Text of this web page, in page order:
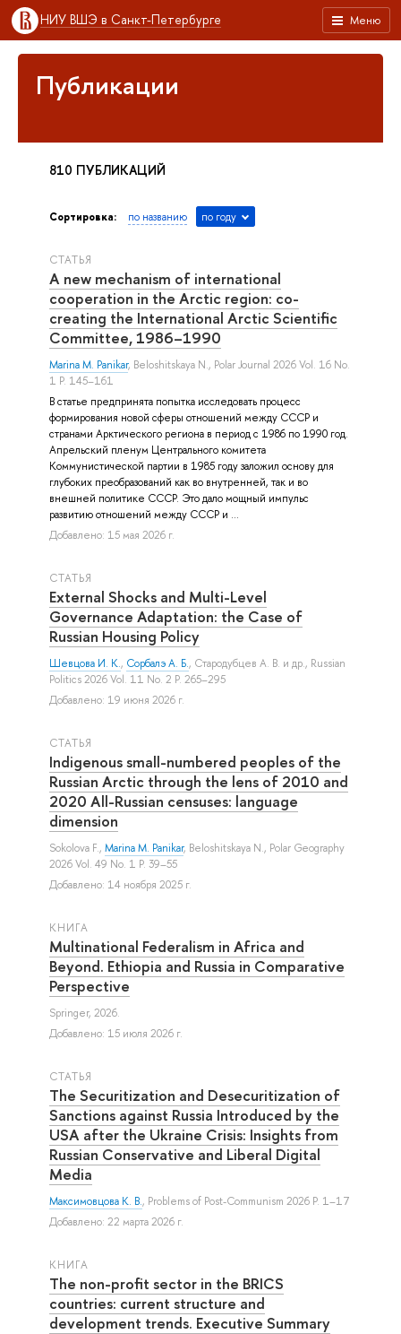
Меню
НИУ ВШЭ в Санкт-Петербурге
Публикации
810 ПУБЛИКАЦИЙ
Сортировка: по названию по году
СТАТЬЯ
A new mechanism of international
cooperation in the Arctic region: co-
creating the International Arctic Scientific
Committee, 1986–1990
Marina M. Panikar, Beloshitskaya N., Polar Journal 2026 Vol. 16 No.
1 P. 145–161
В статье предпринята попытка исследовать процесс
формирования новой сферы отношений между СССР и
странами Арктического региона в период с 1986 по 1990 год.
Апрельский пленум Центрального комитета
Коммунистической партии в 1985 году заложил основу для
глубоких преобразований как во внутренней, так и во
внешней политике СССР. Это дало мощный импульс
развитию отношений между СССР и ...
Добавлено: 15 мая 2026 г.
СТАТЬЯ
External Shocks and Multi-Level
Governance Adaptation: the Case of
Russian Housing Policy
Шевцова И. К., Сорбалэ А. Б., Стародубцев А. В. и др., Russian
Politics 2026 Vol. 11 No. 2 P. 265–295
Добавлено: 19 июня 2026 г.
СТАТЬЯ
Indigenous small-numbered peoples of the
Russian Arctic through the lens of 2010 and
2020 All-Russian censuses: language
dimension
Sokolova F., Marina M. Panikar, Beloshitskaya N., Polar Geography
2026 Vol. 49 No. 1 P. 39–55
Добавлено: 14 ноября 2025 г.
КНИГА
Multinational Federalism in Africa and
Beyond. Ethiopia and Russia in Comparative
Perspective
Springer, 2026.
Добавлено: 15 июля 2026 г.
СТАТЬЯ
The Securitization and Desecuritization of
Sanctions against Russia Introduced by the
USA after the Ukraine Crisis: Insights from
Russian Conservative and Liberal Digital
Media
Максимовцова К. В., Problems of Post-Communism 2026 P. 1–17
Добавлено: 22 марта 2026 г.
КНИГА
The non-profit sector in the BRICS
countries: current structure and
development trends. Executive Summary